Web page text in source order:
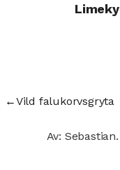
←Vild falukorvsgryta
Av: Sebastian.